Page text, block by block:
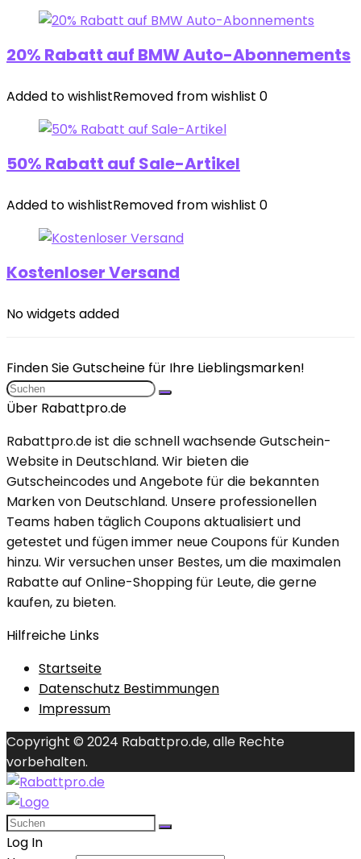
20% Rabatt auf BMW Auto-Abonnements
Added to wishlistRemoved from wishlist 0
50% Rabatt auf Sale-Artikel
Added to wishlistRemoved from wishlist 0
Kostenloser Versand
No widgets added
Finden Sie Gutscheine für Ihre Lieblingsmarken!
Über Rabattpro.de
Rabattpro.de ist die schnell wachsende Gutschein-
Website in Deutschland. Wir bieten die
Gutscheincodes und Angebote für die bekannten
Marken von Deutschland. Unsere professionellen
Teams haben täglich Coupons aktualisiert und
getestet und fügen immer neue Coupons für Kunden
hinzu. Wir versuchen unser Bestes, um die maximalen
Rabatte auf Online-Shopping für Leute, die gerne
kaufen, zu bieten.
Hilfreiche Links
Startseite
Datenschutz Bestimmungen
Impressum
Copyright © 2024 Rabattpro.de, alle Rechte
vorbehalten.
Log In